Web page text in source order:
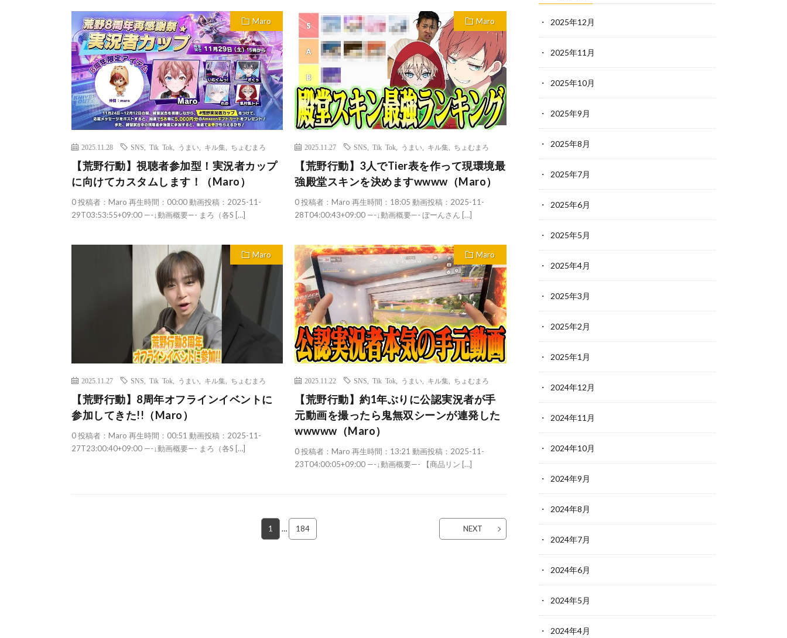
Maro
2025.11.28 SNS Tik Tok うまい キル集 ちょむまろ
【荒野行動】視聴者参加型！実況者カップ
に向けてカスタムします！（Maro）
0 投稿者：Maro 再生時間：00:00 動画投稿：2025-11-
29T03:53:55+09:00 —-↓動画概要—- まろ（各S […]
Maro
2025.11.27 SNS ,Tik Tok うまい キル集 ちょむまろ
【荒野行動】3人でTier表を作って現環境最
強殿堂スキンを決めますwwww（Maro）
0 投稿者：Maro 再生時間：18:05 動画投稿：2025-11-
28T04:00:43+09:00 —-↓動画概要—- ぼーんさん […]
Maro
2025.11.27 SNS Tik Tok うまい キル集 ちょむまろ
【荒野行動】8周年オフラインイベントに
参加してきた!!（Maro）
0 投稿者：Maro 再生時間：00:51 動画投稿：2025-11-
27T23:00:40+09:00 —-↓動画概要—- まろ（各S […]
Maro
2025.11.22 SNS ,Tik Tok うまい キル集 ちょむまろ
【荒野行動】約1年ぶりに公認実況者が手
元動画を撮ったら鬼無双シーンが連発した
wwwww（Maro）
0 投稿者：Maro 再生時間：13:21 動画投稿：2025-11-
23T04:00:05+09:00 —-↓動画概要—- 【商品リン […]
1 … 184 NEXT
2025年12月
2025年11月
2025年10月
2025年9月
2025年8月
2025年7月
2025年6月
2025年5月
2025年4月
2025年3月
2025年2月
2025年1月
2024年12月
2024年11月
2024年10月
2024年9月
2024年8月
2024年7月
2024年6月
2024年5月
2024年4月